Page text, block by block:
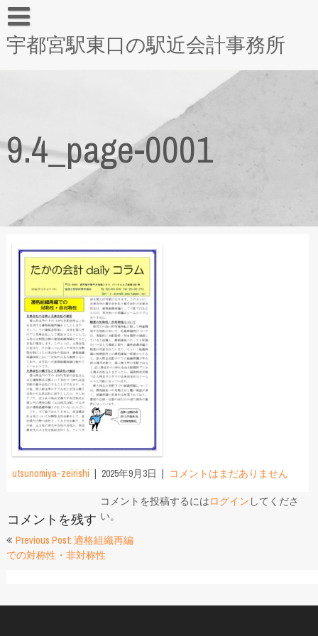
宇都宮駅東口の駅近会計事務所
9.4_page-0001
utsunomiya-zeirishi 2025年9月3日 コメントはまだありません
コメントを残す
コメントを投稿するにはログイン してくださ
い。
投
稿
ビ
Previous Post: 適格組織再編
での対称性・非対称性